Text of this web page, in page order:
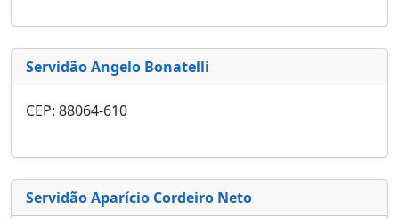
Servidão Angelo Bonatelli
CEP: 88064-610
Servidão Aparício Cordeiro Neto